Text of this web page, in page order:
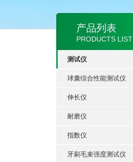
产品列表
PRODUCTS LIST
测试仪
球囊综合性能测试仪
伸长仪
耐磨仪
指数仪
牙刷毛束强度测试仪